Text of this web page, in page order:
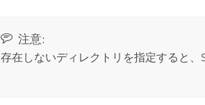
注意:
存在しないディレクトリを指定すると、